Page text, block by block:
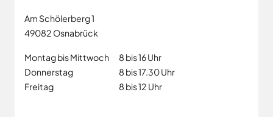
Am Schölerberg 1
49082 Osnabrück
Montag bis Mittwoch
8 bis 16 Uhr
Donnerstag
8 bis 17.30 Uhr
Freitag
8 bis 12 Uhr